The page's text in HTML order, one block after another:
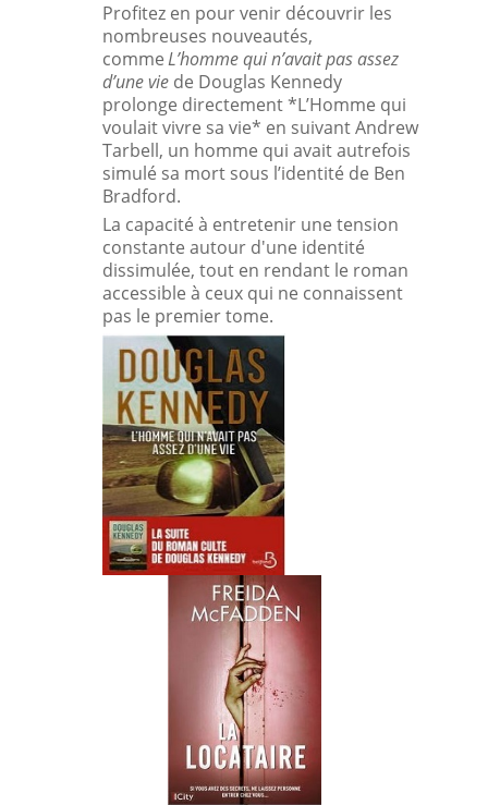
Profitez en pour venir découvrir les
nombreuses nouveautés,
commeL’homme qui n’avait pas assez
d’une vie de Douglas Kennedy
prolonge directement *L’Homme qui
voulait vivre sa vie* en suivant Andrew
Tarbell, un homme qui avait autrefois
simulé sa mort sous l’identité de Ben
Bradford.
La capacité à entretenir une tension
constante autour d'une identité
dissimulée, tout en rendant le roman
accessible à ceux qui ne connaissent
pas le premier tome.